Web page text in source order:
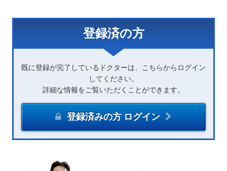
登録済の方
既に登録が完了しているドクターは、こちらからログイン
してください。
詳細な情報をご覧いただくことができます。
登録済みの方 ログイン